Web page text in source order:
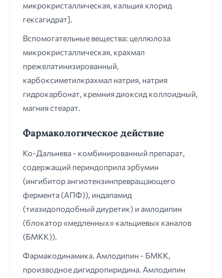
микрокристаллическая, кальция хлорид
гексагидрат].
Вспомогательные вещества: целлюлоза
микрокристаллическая, крахмал
прежелатинизированный,
карбоксиметилкрахмал натрия, натрия
гидрокарбонат, кремния диоксид коллоидный,
магния стеарат.
Фармакологическое действие
Ко-Дальнева - комбинированный препарат,
содержащий периндоприла эрбумин
(ингибитор ангиотензинпревращающего
фермента (АПФ)), индапамид
(тиазидоподобный диуретик) и амлодипин
(блокатор «медленных» кальциевых каналов
(БМКК)).
Фармакодинамика. Амлодипин - БМКК,
производное дигидропиридина. Амлодипин